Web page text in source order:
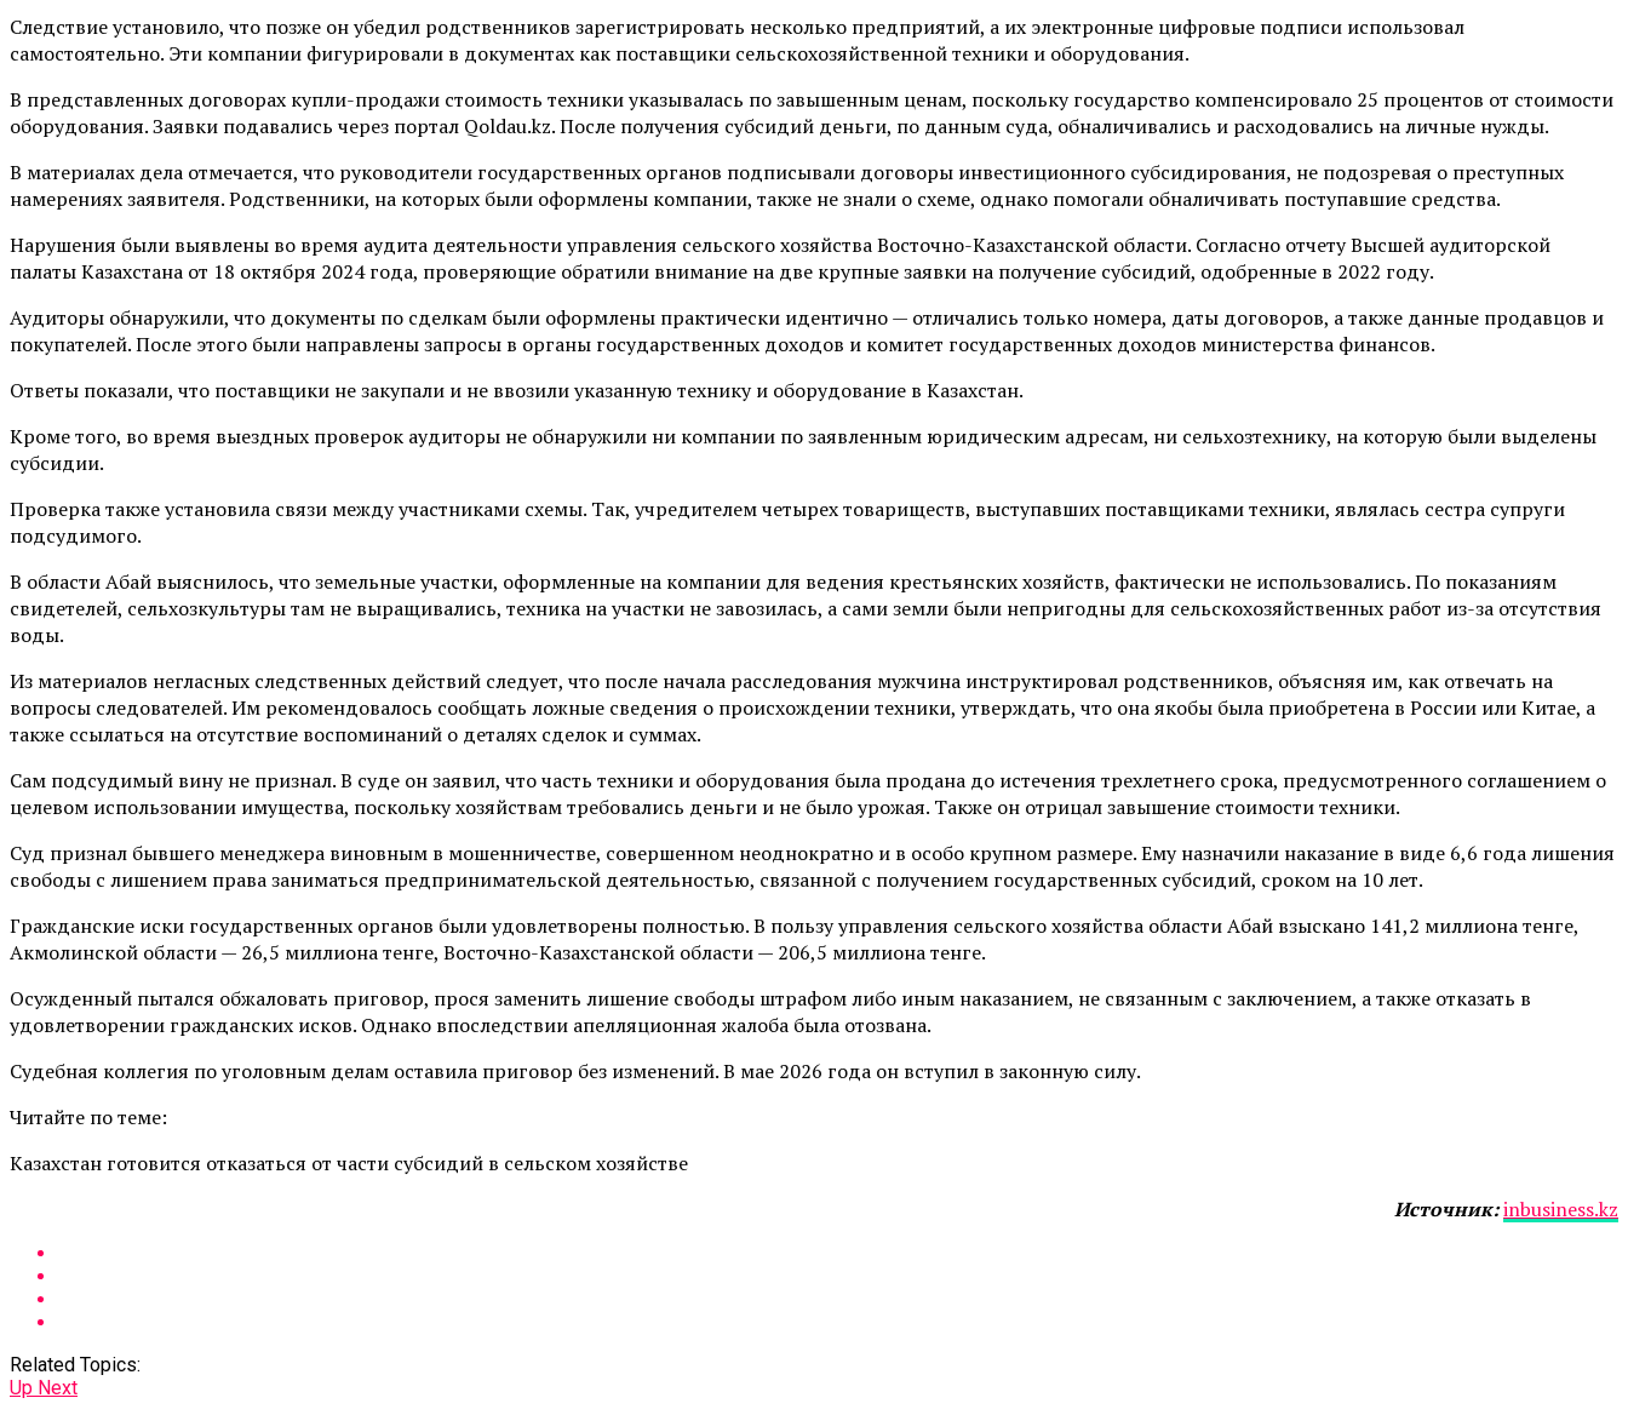
Следствие установило, что позже он убедил родственников зарегистрировать несколько предприятий, а их электронные цифровые подписи использовал
самостоятельно. Эти компании фигурировали в документах как поставщики сельскохозяйственной техники и оборудования.
В представленных договорах купли-продажи стоимость техники указывалась по завышенным ценам, поскольку государство компенсировало 25 процентов от стоимости
оборудования. Заявки подавались через портал Qoldau.kz. После получения субсидий деньги, по данным суда, обналичивались и расходовались на личные нужды.
В материалах дела отмечается, что руководители государственных органов подписывали договоры инвестиционного субсидирования, не подозревая о преступных
намерениях заявителя. Родственники, на которых были оформлены компании, также не знали о схеме, однако помогали обналичивать поступавшие средства.
Нарушения были выявлены во время аудита деятельности управления сельского хозяйства Восточно-Казахстанской области. Согласно отчету Высшей аудиторской
палаты Казахстана от 18 октября 2024 года, проверяющие обратили внимание на две крупные заявки на получение субсидий, одобренные в 2022 году.
Аудиторы обнаружили, что документы по сделкам были оформлены практически идентично — отличались только номера, даты договоров, а также данные продавцов и
покупателей. После этого были направлены запросы в органы государственных доходов и комитет государственных доходов министерства финансов.
Ответы показали, что поставщики не закупали и не ввозили указанную технику и оборудование в Казахстан.
Кроме того, во время выездных проверок аудиторы не обнаружили ни компании по заявленным юридическим адресам, ни сельхозтехнику, на которую были выделены
субсидии.
Проверка также установила связи между участниками схемы. Так, учредителем четырех товариществ, выступавших поставщиками техники, являлась сестра супруги
подсудимого.
В области Абай выяснилось, что земельные участки, оформленные на компании для ведения крестьянских хозяйств, фактически не использовались. По показаниям
свидетелей, сельхозкультуры там не выращивались, техника на участки не завозилась, а сами земли были непригодны для сельскохозяйственных работ из-за отсутствия
воды.
Из материалов негласных следственных действий следует, что после начала расследования мужчина инструктировал родственников, объясняя им, как отвечать на
вопросы следователей. Им рекомендовалось сообщать ложные сведения о происхождении техники, утверждать, что она якобы была приобретена в России или Китае, а
также ссылаться на отсутствие воспоминаний о деталях сделок и суммах.
Сам подсудимый вину не признал. В суде он заявил, что часть техники и оборудования была продана до истечения трехлетнего срока, предусмотренного соглашением о
целевом использовании имущества, поскольку хозяйствам требовались деньги и не было урожая. Также он отрицал завышение стоимости техники.
Суд признал бывшего менеджера виновным в мошенничестве, совершенном неоднократно и в особо крупном размере. Ему назначили наказание в виде 6,6 года лишения
свободы с лишением права заниматься предпринимательской деятельностью, связанной с получением государственных субсидий, сроком на 10 лет.
Гражданские иски государственных органов были удовлетворены полностью. В пользу управления сельского хозяйства области Абай взыскано 141,2 миллиона тенге,
Акмолинской области — 26,5 миллиона тенге, Восточно-Казахстанской области — 206,5 миллиона тенге.
Осужденный пытался обжаловать приговор, прося заменить лишение свободы штрафом либо иным наказанием, не связанным с заключением, а также отказать в
удовлетворении гражданских исков. Однако впоследствии апелляционная жалоба была отозвана.
Судебная коллегия по уголовным делам оставила приговор без изменений. В мае 2026 года он вступил в законную силу.
Читайте по теме:
Казахстан готовится отказаться от части субсидий в сельском хозяйстве
Источник:inbusiness.kz
Related Topics:
Up Next